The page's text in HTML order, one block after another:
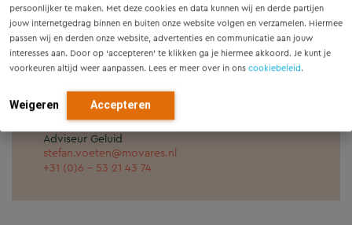
persoonlijker te maken. Met deze cookies en data kunnen wij en derde partijen
jouw internetgedrag binnen en buiten onze website volgen en verzamelen. Hiermee
passen wij en derden onze website, advertenties en communicatie aan jouw
interesses aan. Door op ‘accepteren’ te klikken ga je hiermee akkoord. Je kunt je
voorkeuren altijd weer aanpassen. Lees er meer over in ons cookiebeleid.
Weigeren Accepteren
binnenniveaus in geluidgevoelige ruimten.
Stefan Voeten
Adviseur Geluid
stefan.voeten@movares.nl
+31 (0)6 - 53 21 43 74